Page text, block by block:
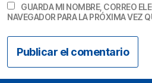
GUARDA MI NOMBRE, CORREO
NAVEGADOR PARA LA PRÓXIMA VEZ